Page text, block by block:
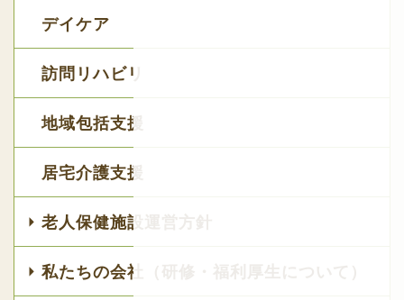
デイケア
訪問リハビリ
地域包括支援
居宅介護支援
老人保健施設運営方針
私たちの会社（研修・福利厚生について）